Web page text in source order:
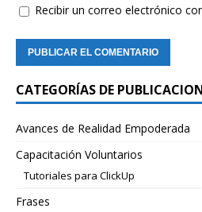
Recibir un correo electrónico
CATEGORÍAS DE
Avances de Realidad Empoderada
Capacitación Voluntarios
Tutoriales para ClickUp
Frases